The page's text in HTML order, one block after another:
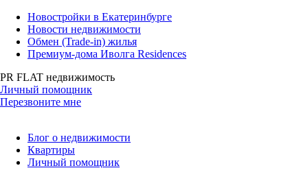
Новостройки в Екатеринбурге
Новости недвижимости
Обмен (Trade-in) жилья
Премиум-дома Иволга Residences
PR FLAT недвижимость
Личный помощник
Перезвоните мне
Блог о недвижимости
Квартиры
Личный помощник